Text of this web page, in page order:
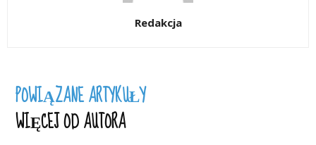
Redakcja
POWIĄZANE ARTYKUŁY
WIĘCEJ OD AUTORA